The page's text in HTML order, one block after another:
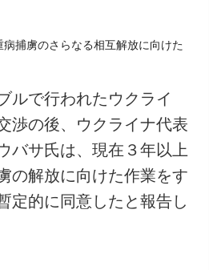
サービス
ルで行われたウクライ
渉の後、ウクライナ代表
バサ氏は、現在３年以上
の解放に向けた作業をす
定的に同意したと報告し